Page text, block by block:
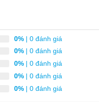
0% | 0 đánh giá
0% | 0 đánh giá
0% | 0 đánh giá
0% | 0 đánh giá
0% | 0 đánh giá